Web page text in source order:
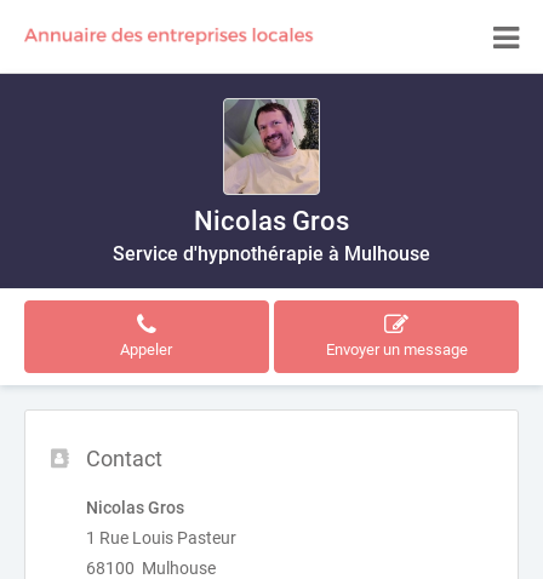
Nicolas Gros
Service d'hypnothérapie à Mulhouse
Appeler Envoyer un message
Contact
Nicolas Gros
1 Rue Louis Pasteur
68100 Mulhouse